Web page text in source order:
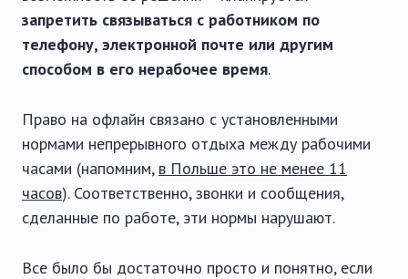
запретить связываться с работником по
телефону, электронной почте или другим
способом в его нерабочее время.
Право на офлайн связано с установленными
нормами непрерывного отдыха между рабочими
часами (напомним, в Польше это не менее 11
часов). Соответственно, звонки и сообщения,
сделанные по работе, эти нормы нарушают.
Все было бы достаточно просто и понятно, если